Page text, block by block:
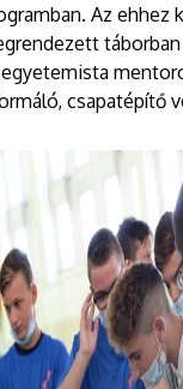
Az ehhez
csapatépítő